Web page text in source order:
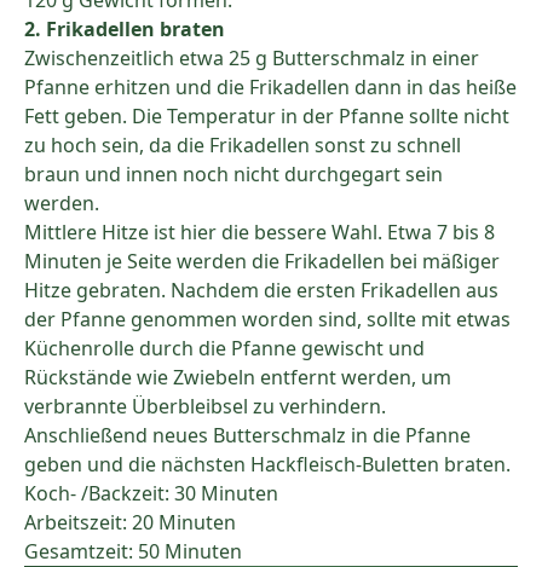
2. Frikadellen braten
Zwischenzeitlich etwa 25 g Butterschmalz in einer
Pfanne erhitzen und die Frikadellen dann in das heiße
Fett geben. Die Temperatur in der Pfanne sollte nicht
zu hoch sein, da die Frikadellen sonst zu schnell
braun und innen noch nicht durchgegart sein
werden.
Mittlere Hitze ist hier die bessere Wahl. Etwa 7 bis 8
Minuten je Seite werden die Frikadellen bei mäßiger
Hitze gebraten. Nachdem die ersten Frikadellen aus
der Pfanne genommen worden sind, sollte mit etwas
Küchenrolle durch die Pfanne gewischt und
Rückstände wie Zwiebeln entfernt werden, um
verbrannte Überbleibsel zu verhindern.
Anschließend neues Butterschmalz in die Pfanne
geben und die nächsten Hackfleisch-Buletten braten.
Koch- /Backzeit: 30 Minuten
Arbeitszeit: 20 Minuten
Gesamtzeit: 50 Minuten